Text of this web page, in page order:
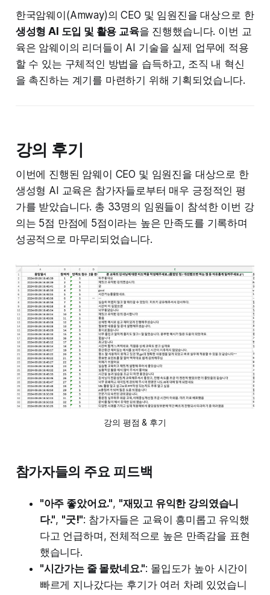
한국암웨이(Amway)의 CEO 및 임원진을 대상으로 한
생성형 AI 도입 및 활용 교육을 진행했습니다. 이번 교
육은 암웨이의 리더들이 AI 기술을 실제 업무에 적용
할 수 있는 구체적인 방법을 습득하고, 조직 내 혁신
을 촉진하는 계기를 마련하기 위해 기획되었습니다.
강의 후기
이번에 진행된 암웨이 CEO 및 임원진을 대상으로 한
생성형 AI 교육은 참가자들로부터 매우 긍정적인 평
가를 받았습니다. 총 33명의 임원들이 참석한 이번 강
의는 5점 만점에 5점이라는 높은 만족도를 기록하며
성공적으로 마무리되었습니다.
강의 평점 & 후기
참가자들의 주요 피드백
"아주 좋았어요.", "재밌고 유익한 강의였습니
다.", "굿!": 참가자들은 교육이 흥미롭고 유익했
다고 언급하며, 전체적으로 높은 만족감을 표현
했습니다.
"시간가는 줄 몰랐네요.": 몰입도가 높아 시간이
빠르게 지나갔다는 후기가 여러 차례 있었습니